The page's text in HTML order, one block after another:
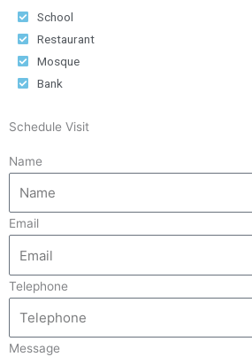
School
Restaurant
Mosque
Bank
Schedule Visit
Name
Email
Telephone
Message